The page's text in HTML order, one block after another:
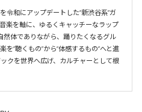
令和にアップデートした“新渋谷系”ガ
楽を軸に、ゆるくキャッチーなラップ
然体でありながら、踊りたくなるグル
“聴くもの”から“体感するもの”へと進
クを世界へ広げ、カルチャーとして根